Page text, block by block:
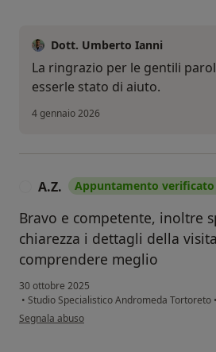
Dott. Umberto Ianni
La ringrazio per le gentili
esserle stato di aiuto.
4 gennaio 2026
A.Z. Appuntamento verificato
Bravo e competente, inoltre
chiarezza i dettagli della
comprendere meglio
30 ottobre 2025
• Studio Specialistico Andromeda Tortoreto •
secondo l'opinione dell'utente A.Z.
Segnala abuso